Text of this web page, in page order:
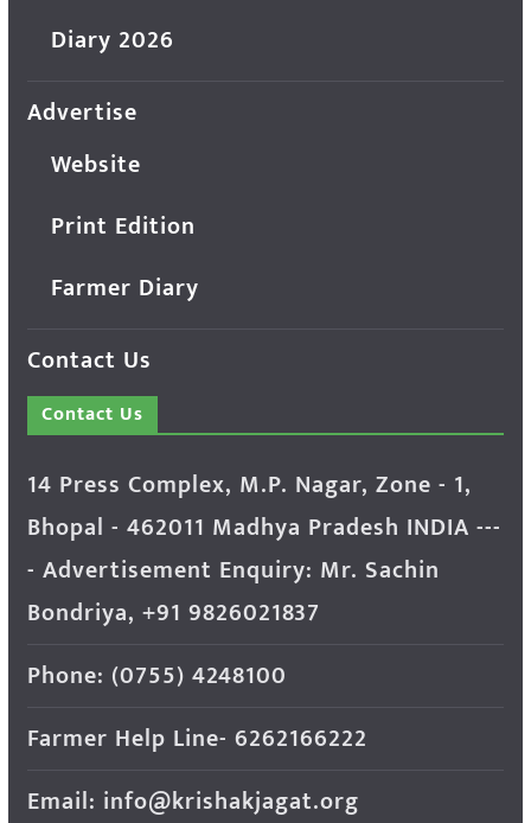
Diary 2026
Advertise
Website
Print Edition
Farmer Diary
Contact Us
Contact Us
14 Press Complex, M.P. Nagar, Zone - 1,
Bhopal - 462011 Madhya Pradesh INDIA ---
- Advertisement Enquiry: Mr. Sachin
Bondriya, +91 9826021837
Phone: (0755) 4248100
Farmer Help Line- 6262166222
Email: info@krishakjagat.org